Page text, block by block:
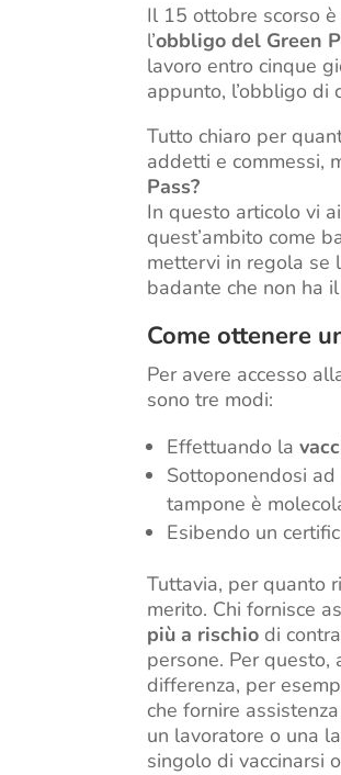
Il 15 ottobre scorso
l’obbligo del Green
lavoro entro cinque
appunto, l’obbligo di
Tutto chiaro per
addetti e commessi,
Pass?
In questo articolo vi
quest’ambito come
mettervi in regola se
badante che non ha
Come ottenere
Per avere accesso
sono tre modi:
Effettuando la
Sottoponendosi
tampone è
Esibendo un
Tuttavia, per quanto
merito. Chi fornisce
più a rischio di
persone. Per questo,
differenza, per
che fornire
un lavoratore o una
singolo di vaccinarsi